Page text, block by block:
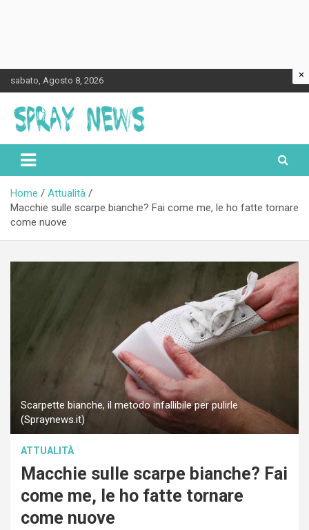
to
content
sabato, Agosto 8, 2026
Spraynews.it
Home
Attualità
Macchie sulle scarpe bianche? Fai come me, le ho fatte tornare
come nuove
Scarpette bianche, il metodo infallibile per pulirle
(Spraynews.it)
ATTUALITÀ
Macchie sulle scarpe bianche? Fai
come me, le ho fatte tornare
come nuove
×